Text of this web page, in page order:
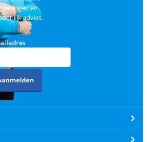
en
advies.